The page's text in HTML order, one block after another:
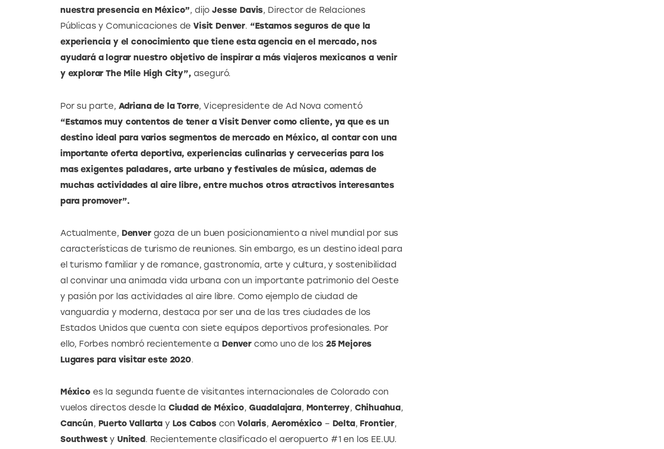
nuestra presencia en México”, dijo Jesse Davis, Director de Relaciones
Públicas y Comunicaciones de Visit Denver. “Estamos seguros de que la
experiencia y el conocimiento que tiene esta agencia en el mercado, nos
ayudará a lograr nuestro objetivo de inspirar a más viajeros mexicanos a venir
y explorar The Mile High City”, aseguró.
Por su parte, Adriana de la Torre, Vicepresidente de Ad Nova comentó
“Estamos muy contentos de tener a Visit Denver como cliente, ya que es un
destino ideal para varios segmentos de mercado en México, al contar con una
importante oferta deportiva, experiencias culinarias y cervecerías para los
mas exigentes paladares, arte urbano y festivales de música, ademas de
muchas actividades al aire libre, entre muchos otros atractivos interesantes
para promover”.
Actualmente, Denver goza de un buen posicionamiento a nivel mundial por sus
características de turismo de reuniones. Sin embargo, es un destino ideal para
el turismo familiar y de romance, gastronomía, arte y cultura, y sostenibilidad
al convinar una animada vida urbana con un importante patrimonio del Oeste
y pasión por las actividades al aire libre. Como ejemplo de ciudad de
vanguardia y moderna, destaca por ser una de las tres ciudades de los
Estados Unidos que cuenta con siete equipos deportivos profesionales. Por
ello, Forbes nombró recientemente a Denver como uno de los 25 Mejores
Lugares para visitar este 2020.
México es la segunda fuente de visitantes internacionales de Colorado con
vuelos directos desde la Ciudad de México, Guadalajara, Monterrey, Chihuahua,
Cancún, Puerto Vallarta y Los Cabos con Volaris, Aeroméxico – Delta, Frontier,
Southwest y United. Recientemente clasificado el aeropuerto #1 en los EE.UU.